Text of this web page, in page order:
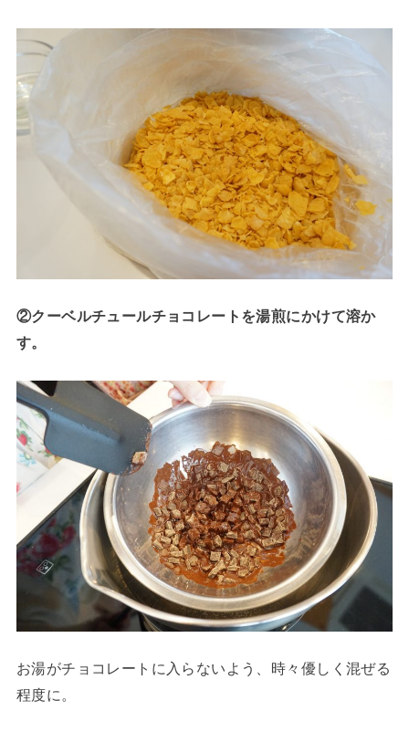
②クーベルチュールチョコレートを湯煎にかけて溶か
す。
お湯がチョコレートに入らないよう、時々優しく混ぜる
程度に。